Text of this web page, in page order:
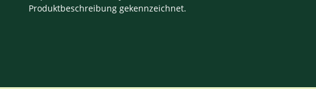
Produktbeschreibung gekennzeichnet.